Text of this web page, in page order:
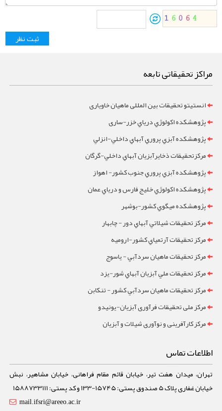
مراکز تحقیقاتی تابعه
انستیتو تحقیقات بین المللی ماهیان خاویاری
پژوهشکده اکولوژي درياي خزر-ساری
پژوهشکده آبزي پروري آبهاي داخلي-انزلي
مرکزتحقيقات ذخايرآبزيان آبهاي داخلي-گرگان
پژوهشکده آبزي پروري جنوب کشور- اهواز
پژوهشکده اکولوژي خليج فارس و درياي عمان
پژوهشکده ميگوي کشور-بوشهر
مرکز تحقيقات شيلاتي آبهاي دور - چابهار
مرکز تحقيقات آرتمياي کشور-ارومیه
مرکز تحقيقات ماهيان سردآبي - ياسوج
مرکز تحقيقات ملي آبزيان آبهاي شور-یزد
مرکز تحقيقات ماهيان سردآبي کشور - تنکابن
مرکز ملی تحقیقات فرآوری آبزیان-یونیدو
مرکز کارآفرینی و نوآوری شیلات و آبزیان
اطلاعات تماس
تهران، میدان هفت تیر، خیابان قائم مقام فراهانی، خیابان مشاهیر، نبش
خیابان غفاری پلاک 5 صندوق پستی: 15745-133 و کد پستی: 1588733111
mail.ifsri@areeo.ac.ir